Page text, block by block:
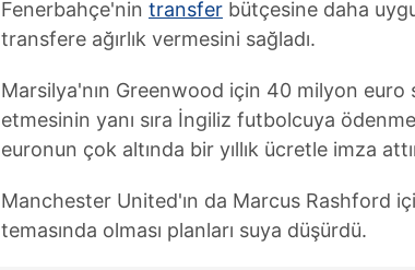
Fenerbahçe'nin transfer bütçesine daha
transfere ağırlık vermesini sağladı.
Marsilya'nın Greenwood için 40 milyon
etmesinin yanı sıra İngiliz futbolcuya
euronun çok altında bir yıllık ücretle imza
Manchester United'ın da Marcus Rashford
temasında olması planları suya düşürdü.